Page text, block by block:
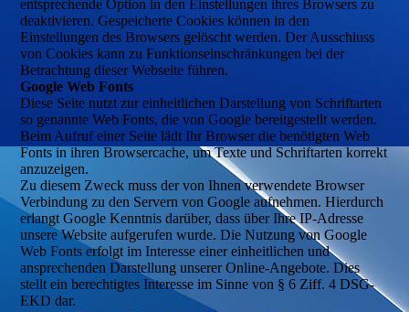
entsprechende Option in den Einstellungen ihres Browsers zu
deaktivieren. Gespeicherte Cookies können in den
Einstellungen des Browsers gelöscht werden. Der Ausschluss
von Cookies kann zu Funktionseinschränkungen bei der
Betrachtung dieser Webseite führen.
Google Web Fonts
Diese Seite nutzt zur einheitlichen Darstellung von Schriftarten
so genannte Web Fonts, die von Google bereitgestellt werden.
Beim Aufruf einer Seite lädt Ihr Browser die benötigten Web
Fonts in ihren Browsercache, um Texte und Schriftarten korrekt
anzuzeigen.
Zu diesem Zweck muss der von Ihnen verwendete Browser
Verbindung zu den Servern von Google aufnehmen. Hierdurch
erlangt Google Kenntnis darüber, dass über Ihre IP-Adresse
unsere Website aufgerufen wurde. Die Nutzung von Google
Web Fonts erfolgt im Interesse einer einheitlichen und
ansprechenden Darstellung unserer Online-Angebote. Dies
stellt ein berechtigtes Interesse im Sinne von § 6 Ziff. 4 DSG-
EKD dar.